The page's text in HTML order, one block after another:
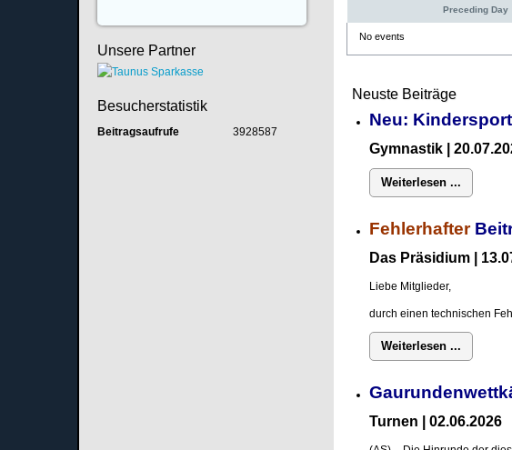
Preceding Day
No events
Neuste Beiträge
Neu:
Gymnastik |
Weiterlesen ...
Fehlerhafter
Das Präsidium |
Liebe Mitglieder,
durch einen technischen
Weiterlesen ...
Turnen | 02.06.2026
Unsere Partner
Besucherstatistik
Beitragsaufrufe 3928587